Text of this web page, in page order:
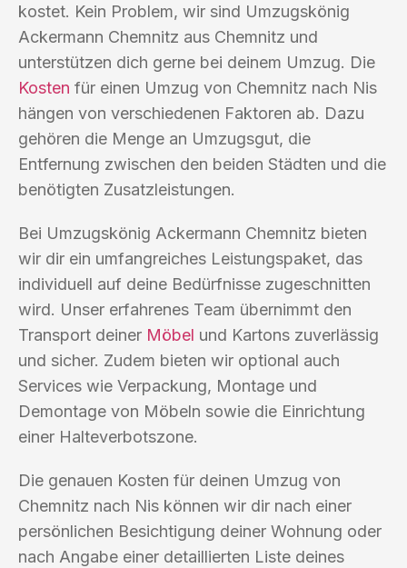
kostet. Kein Problem, wir sind Umzugskönig
Ackermann Chemnitz aus Chemnitz und
unterstützen dich gerne bei deinem Umzug. Die
Kosten für einen Umzug von Chemnitz nach Nis
hängen von verschiedenen Faktoren ab. Dazu
gehören die Menge an Umzugsgut, die
Entfernung zwischen den beiden Städten und die
benötigten Zusatzleistungen.
Bei Umzugskönig Ackermann Chemnitz bieten
wir dir ein umfangreiches Leistungspaket, das
individuell auf deine Bedürfnisse zugeschnitten
wird. Unser erfahrenes Team übernimmt den
Transport deiner Möbel und Kartons zuverlässig
und sicher. Zudem bieten wir optional auch
Services wie Verpackung, Montage und
Demontage von Möbeln sowie die Einrichtung
einer Halteverbotszone.
Die genauen Kosten für deinen Umzug von
Chemnitz nach Nis können wir dir nach einer
persönlichen Besichtigung deiner Wohnung oder
nach Angabe einer detaillierten Liste deines